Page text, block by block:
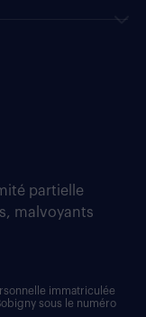
partielle
malvoyants
immatriculée
sous le numéro